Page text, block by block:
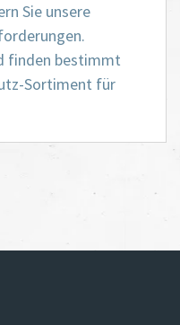
Sie unsere
finden bestimmt
Sortiment für